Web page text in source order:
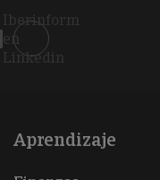
Iberinform
en
Linkedin
Aprendizaje